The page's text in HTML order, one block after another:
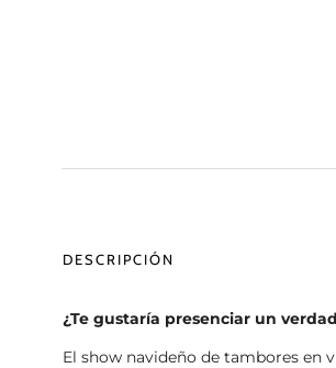
DESCRIPCIÓN
¿Te gustaría presenciar un
El show navideño de tambores en